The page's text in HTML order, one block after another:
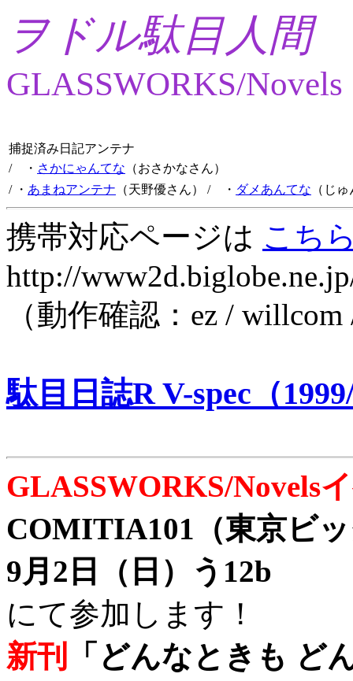
ヲドル駄目人間
GLASSWORKS/Novels
捕捉済み日記アンテナ
/ ・ さかにゃんてな （おさかなさん）
/ ・ あまねアンテナ （天野優さん） / ・ ダメあんてな （じ
携帯対応ページは こち
http://
（動作確認：ez /
駄目日誌R V-spec（
GLASSWORKS/Novels
COMITIA101（東京ビ
9月2日（日）う12b
にて参加します！
新刊
「どんなときも ど